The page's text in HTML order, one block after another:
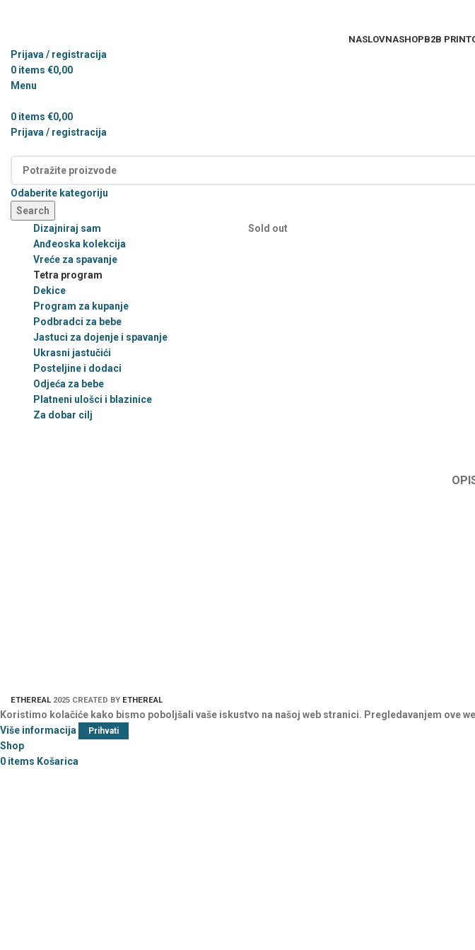
NASLOVNASHOPB2B PRINT
Prijava / registracija
0 items €0,00
Menu
0 items €0,00
Prijava / registracija
Odaberite kategoriju
Search
Sold out
Dizajniraj sam
Anđeoska kolekcija
Vreće za spavanje
Tetra program
Dekice
Program za kupanje
Podbradci za bebe
Jastuci za dojenje i spavanje
Ukrasni jastučići
Posteljine i dodaci
Odjeća za bebe
Platneni ulošci i blazinice
Za dobar cilj
ETHEREAL 2025 CREATED BY ETHEREAL
Koristimo kolačiće kako bismo poboljšali vaše iskustvo na našoj web stranici. Pregledavanjem ove
Više informacija
Prihvati
Shop
0 items Košarica